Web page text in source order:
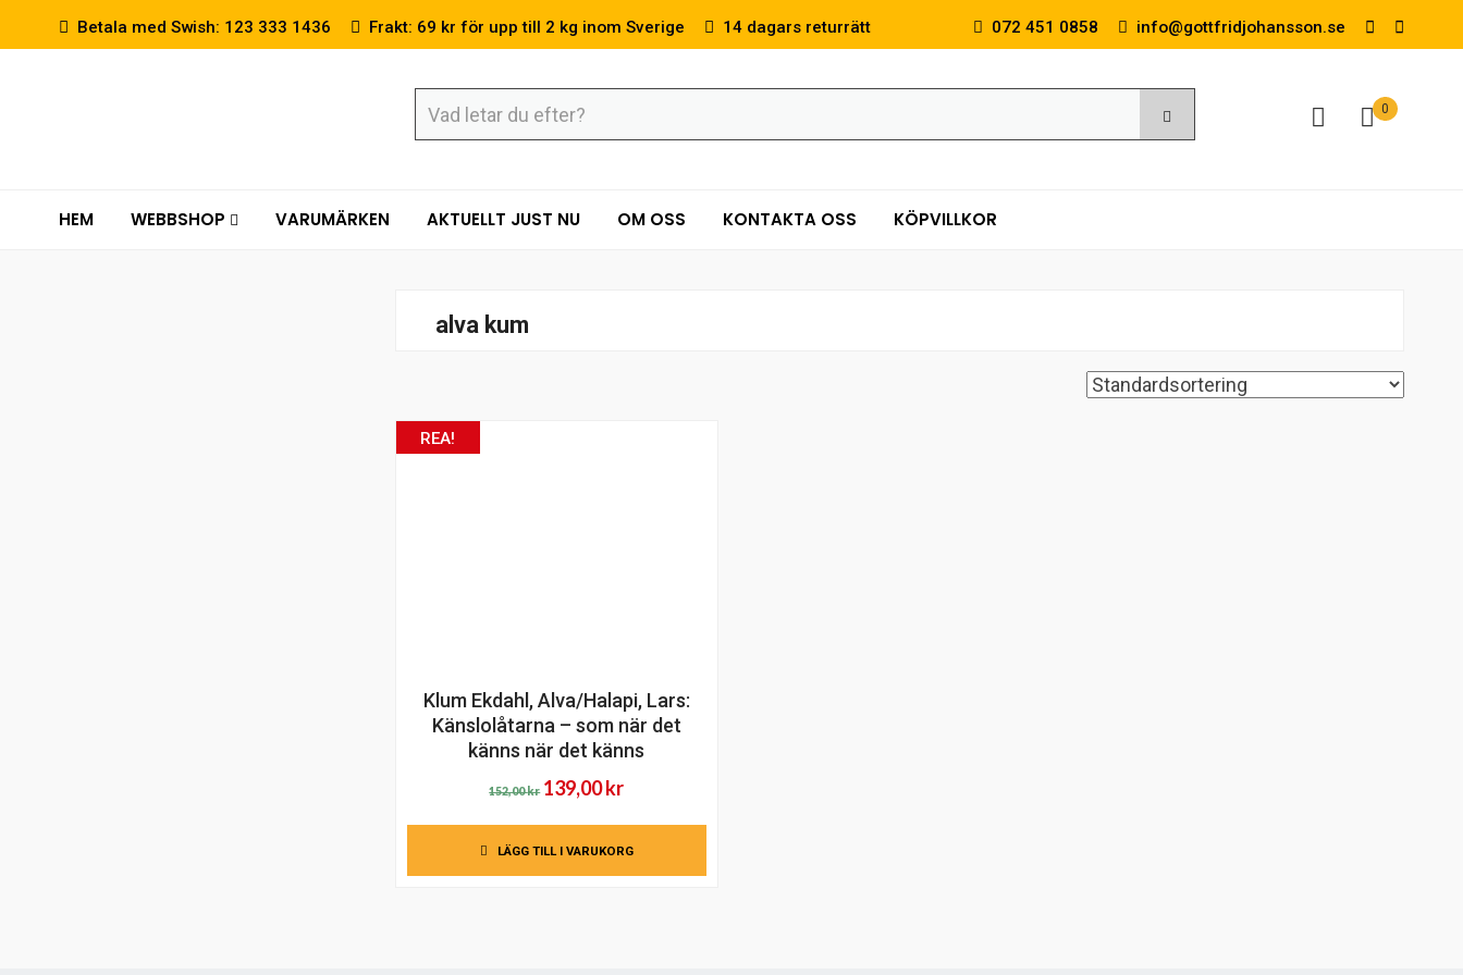
Betala med Swish: 123 333 1436 Frakt: 69 kr för upp till 2 kg inom Sverige 14 dagars returrätt 072 451 0858 info@gottfridjohansson.se
0
HEM WEBBSHOP VARUMÄRKEN AKTUELLT JUST NU OM OSS KONTAKTA OSS KÖPVILLKOR
alva kum
REA!
Klum Ekdahl, Alva/Halapi, Lars:
Känslolåtarna – som när det
känns när det känns
152,00kr Det
priset
var:
139,00krDet
priset
är:
LÄGG TILL I VARUKORG